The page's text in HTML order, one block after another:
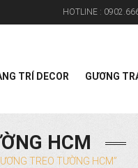
HOTLINE :
TRÍ DECOR GƯƠNG
HCM
TREO TƯỜNG HCM”